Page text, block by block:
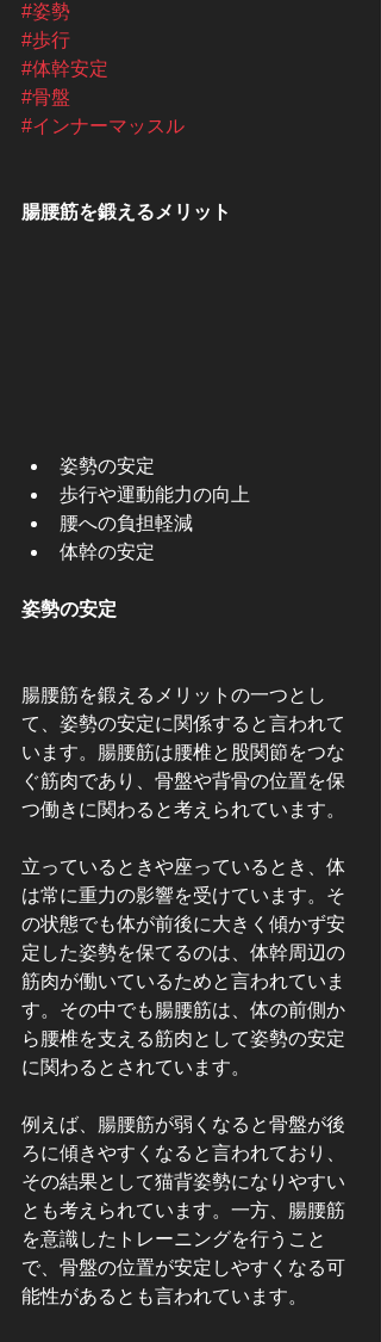
#姿勢
#歩行
#体幹安定
#骨盤
#インナーマッスル
腸腰筋を鍛えるメリット
姿勢の安定
歩行や運動能力の向上
腰への負担軽減
体幹の安定
姿勢の安定
腸腰筋を鍛えるメリットの一つとし
て、姿勢の安定に関係すると言われて
います。腸腰筋は腰椎と股関節をつな
ぐ筋肉であり、骨盤や背骨の位置を保
つ働きに関わると考えられています。
立っているときや座っているとき、体
は常に重力の影響を受けています。そ
の状態でも体が前後に大きく傾かず安
定した姿勢を保てるのは、体幹周辺の
筋肉が働いているためと言われていま
す。その中でも腸腰筋は、体の前側か
ら腰椎を支える筋肉として姿勢の安定
に関わるとされています。
例えば、腸腰筋が弱くなると骨盤が後
ろに傾きやすくなると言われており、
その結果として猫背姿勢になりやすい
とも考えられています。一方、腸腰筋
を意識したトレーニングを行うこと
で、骨盤の位置が安定しやすくなる可
能性があるとも言われています。